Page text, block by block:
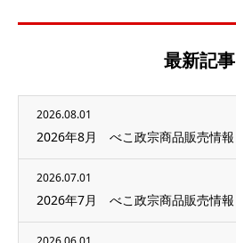
最新記事
2026.08.01
2026年8月 べこ政宗商品販売情報
2026.07.01
2026年7月 べこ政宗商品販売情報